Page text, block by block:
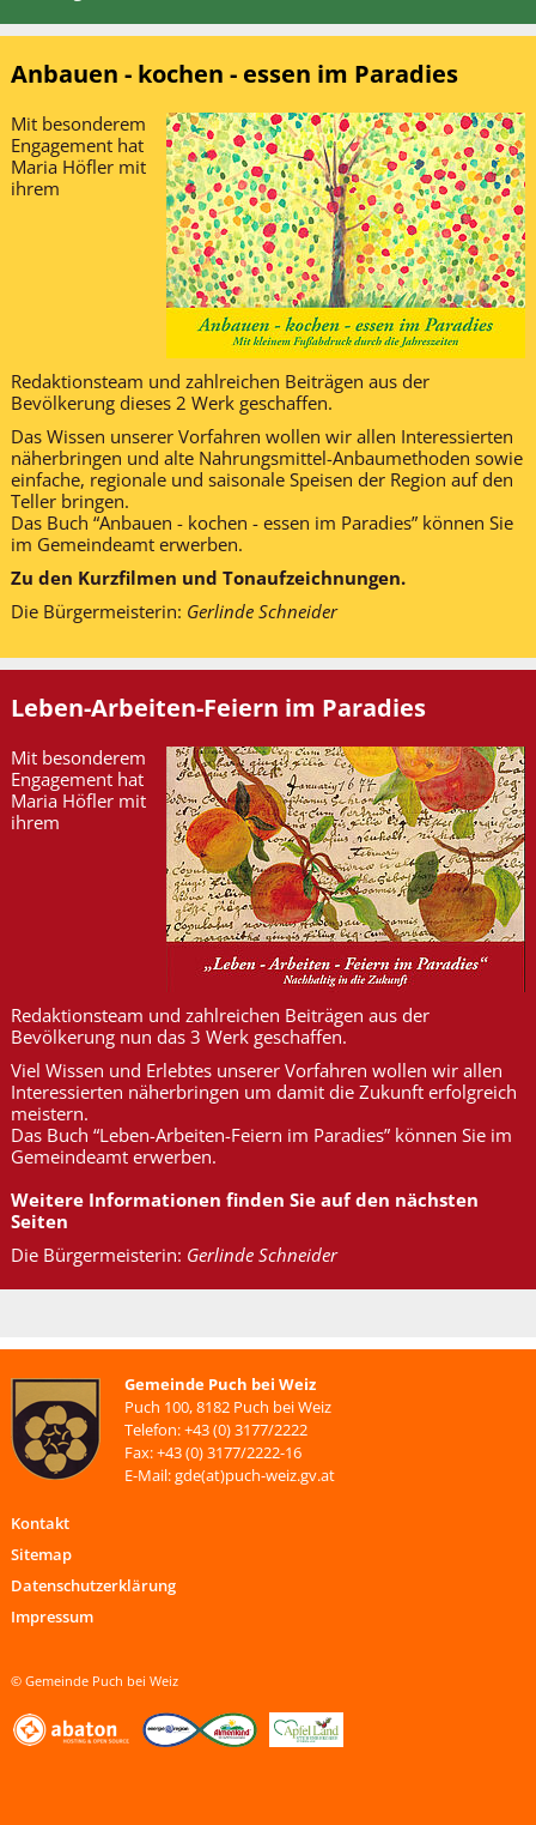
Anbauen - kochen - essen im Paradies
Mit besonderem
Engagement hat
Maria Höfler mit
ihrem
Redaktionsteam und zahlreichen Beiträgen aus der
Bevölkerung dieses 2 Werk geschaffen.
Das Wissen unserer Vorfahren wollen wir allen Interessierten
näherbringen und alte Nahrungsmittel-Anbaumethoden sowie
einfache, regionale und saisonale Speisen der Region auf den
Teller bringen.
Das Buch “Anbauen - kochen - essen im Paradies” können Sie
im Gemeindeamt erwerben.
Zu den Kurzfilmen und Tonaufzeichnungen.
Die Bürgermeisterin: Gerlinde Schneider
Leben-Arbeiten-Feiern im Paradies
Mit besonderem
Engagement hat
Maria Höfler mit
ihrem
Redaktionsteam und zahlreichen Beiträgen aus der
Bevölkerung nun das 3 Werk geschaffen.
Viel Wissen und Erlebtes unserer Vorfahren wollen wir allen
Interessierten näherbringen um damit die Zukunft erfolgreich
meistern.
Das Buch “Leben-Arbeiten-Feiern im Paradies” können Sie im
Gemeindeamt erwerben.
Weitere Informationen finden Sie auf den nächsten
Seiten
Die Bürgermeisterin: Gerlinde Schneider
Gemeinde Puch bei Weiz
Puch 100, 8182 Puch bei Weiz
Telefon: +43 (0) 3177/2222
Fax: +43 (0) 3177/2222-16
E-Mail: gde(at)puch-weiz.gv.at
Kontakt
Sitemap
Datenschutzerklärung
Impressum
© Gemeinde Puch bei Weiz